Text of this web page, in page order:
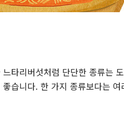
타리버섯처럼 단단한 종류는
습니다. 한 가지 종류보다는